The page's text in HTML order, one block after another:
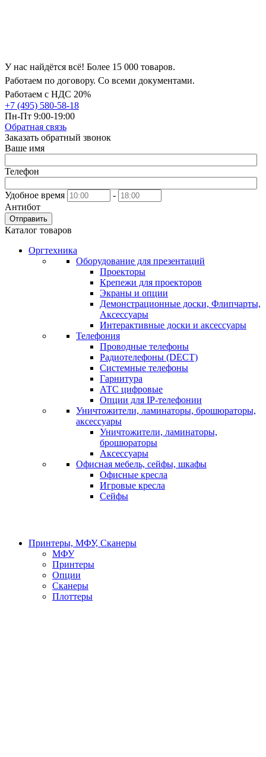
У нас найдётся всё! Более 15 000 товаров.
Работаем по договору. Со всеми документами.
Работаем с НДС 20%
+7 (495) 580-58-18
Пн-Пт 9:00-19:00
Обратная связь
Заказать обратный звонок
Ваше имя
Телефон
Удобное время
-
Антибот
Отправить
Каталог товаров
Оргтехника
Оборудование для презентаций
Проекторы
Крепежи для проекторов
Экраны и опции
Демонстрационные доски, Флипчарты,
Аксессуары
Интерактивные доски и аксессуары
Телефония
Проводные телефоны
Радиотелефоны (DECT)
Системные телефоны
Гарнитура
АТС цифровые
Опции для IP-телефонии
Уничтожители, ламинаторы, брошюраторы,
аксессуары
Уничтожители, ламинаторы,
брошюраторы
Аксессуары
Офисная мебель, сейфы, шкафы
Офисные кресла
Игровые кресла
Сейфы
Принтеры, МФУ, Сканеры
МФУ
Принтеры
Опции
Сканеры
Плоттеры